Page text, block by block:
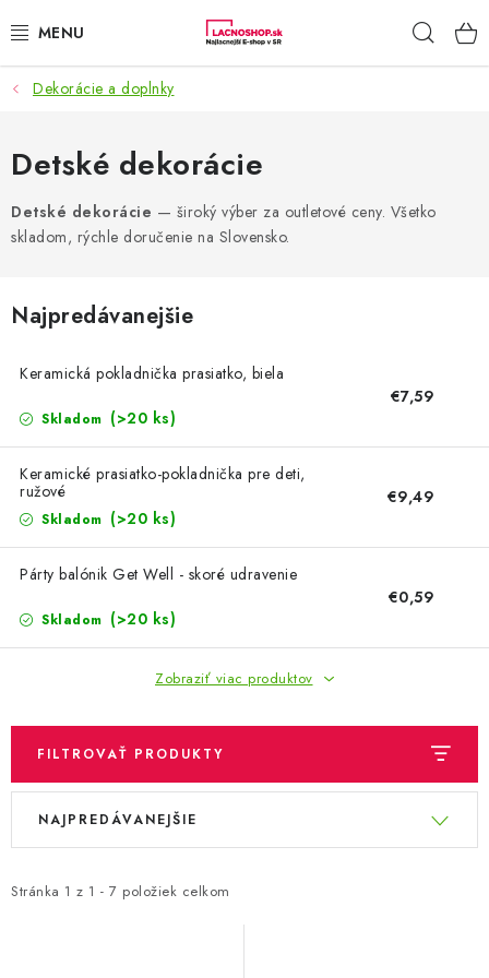
na
NAŠE AKCIE!
NAŠE NOVINKY!
POTRAVINY
NÁBYTOK
ELEKTRO
OBLEČENIE A MÓDA
TOTÁLNA LIKVIDÁCIA
AUTO-MOTO
PRODUKTY HISTORICKE BEZ ZASOBY
Dekorácie a doplnky
Detské dekorácie
Detské dekorácie — široký výber za outletové ceny. Všetko
skladom, rýchle doručenie na Slovensko.
Najpredávanejšie
Keramická pokladnička prasiatko, biela
Skladom (>20 ks)
€7,59
Keramické prasiatko-pokladnička pre deti,
ružové
Skladom (>20 ks)
€9,49
Párty balónik Get Well - skoré udravenie
Skladom (>20 ks)
€0,59
Zobraziť viac produktov
FILTROVAŤ PRODUKTY
V
i
Stránka 1 z 1 - 7 položiek celkom
R
e
NAJPREDÁVANEJŠIE